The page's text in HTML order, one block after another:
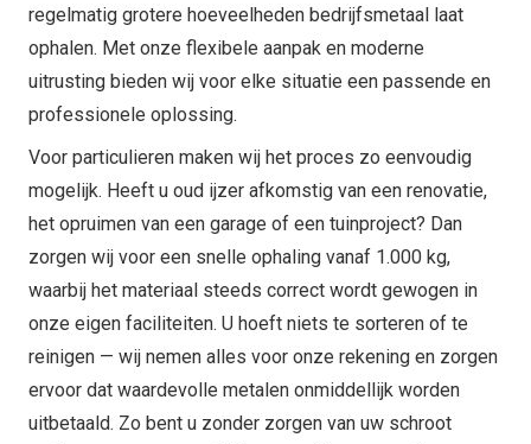
regelmatig grotere hoeveelheden bedrijfsmetaal laat
ophalen. Met onze flexibele aanpak en moderne
uitrusting bieden wij voor elke situatie een passende en
professionele oplossing.
Voor particulieren maken wij het proces zo eenvoudig
mogelijk. Heeft u oud ijzer afkomstig van een renovatie,
het opruimen van een garage of een tuinproject? Dan
zorgen wij voor een snelle ophaling vanaf 1.000 kg,
waarbij het materiaal steeds correct wordt gewogen in
onze eigen faciliteiten. U hoeft niets te sorteren of te
reinigen — wij nemen alles voor onze rekening en zorgen
ervoor dat waardevolle metalen onmiddellijk worden
uitbetaald. Zo bent u zonder zorgen van uw schroot